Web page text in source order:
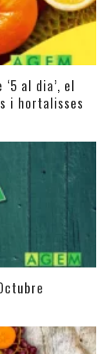
al dia’, el
i hortalisses